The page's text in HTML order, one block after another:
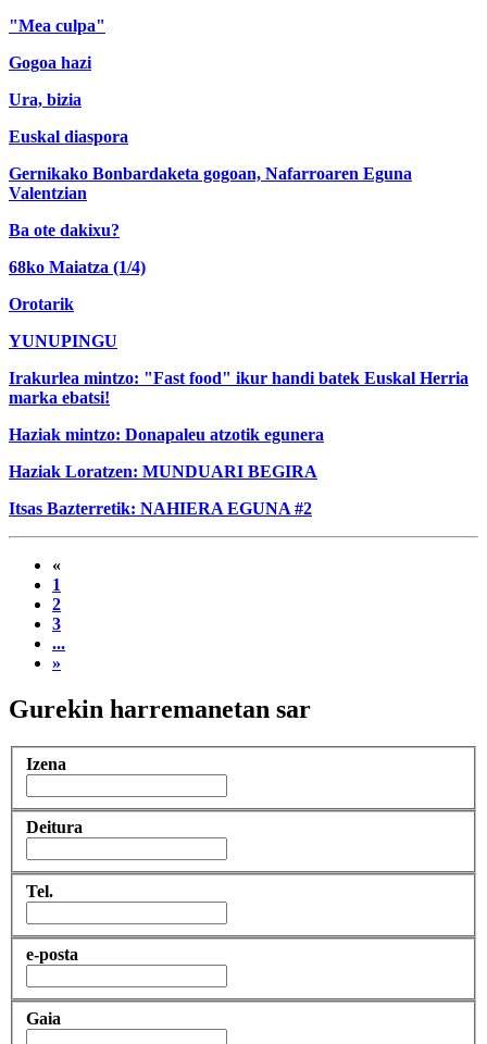
"Mea culpa"
Gogoa hazi
Ura, bizia
Euskal diaspora
Gernikako Bonbardaketa gogoan, Nafarroaren Eguna
Valentzian
Ba ote dakixu?
68ko Maiatza (1/4)
Orotarik
YUNUPINGU
Irakurlea mintzo: "Fast food" ikur handi batek Euskal Herria
marka ebatsi!
Haziak mintzo: Donapaleu atzotik egunera
Haziak Loratzen: MUNDUARI BEGIRA
Itsas Bazterretik: NAHIERA EGUNA #2
«
1
2
3
...
»
Gurekin harremanetan sar
Izena
Deitura
Tel.
e-posta
Gaia